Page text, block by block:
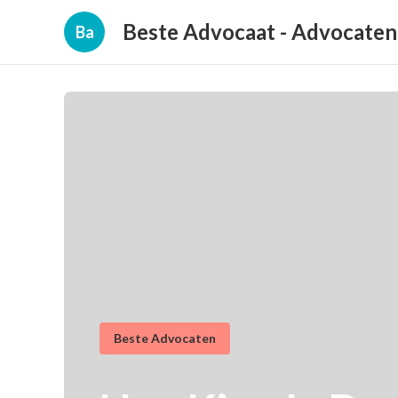
Ba Beste Advocaat -
Beste Advocaten